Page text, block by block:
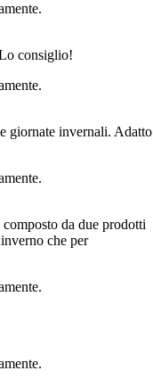
consiglio!
giornate invernali. Adatto
da due prodotti
che per